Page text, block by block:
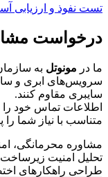
تست نفوذ و ارزیابی
درخواست
ما در مونوتل به
سرویس‌های ابری و
سایبری مقاوم کنند.
اطلاعات تماس خود را
متناسب با نیاز شما را
مشاوره محرمانگی،
تحلیل امنیت
طراحی راهکارهای